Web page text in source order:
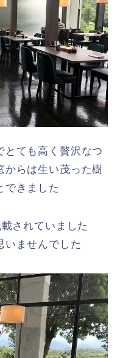
とても高く贅沢なつ
からは生い茂った樹
できました
されていました
いませんでした